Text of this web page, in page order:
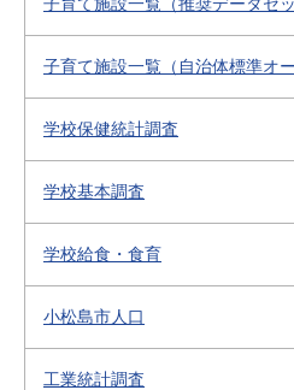
子育て施設一覧（自治体標準オ
学校保健統計調査
学校基本調査
学校給食・食育
小松島市人口
工業統計調査